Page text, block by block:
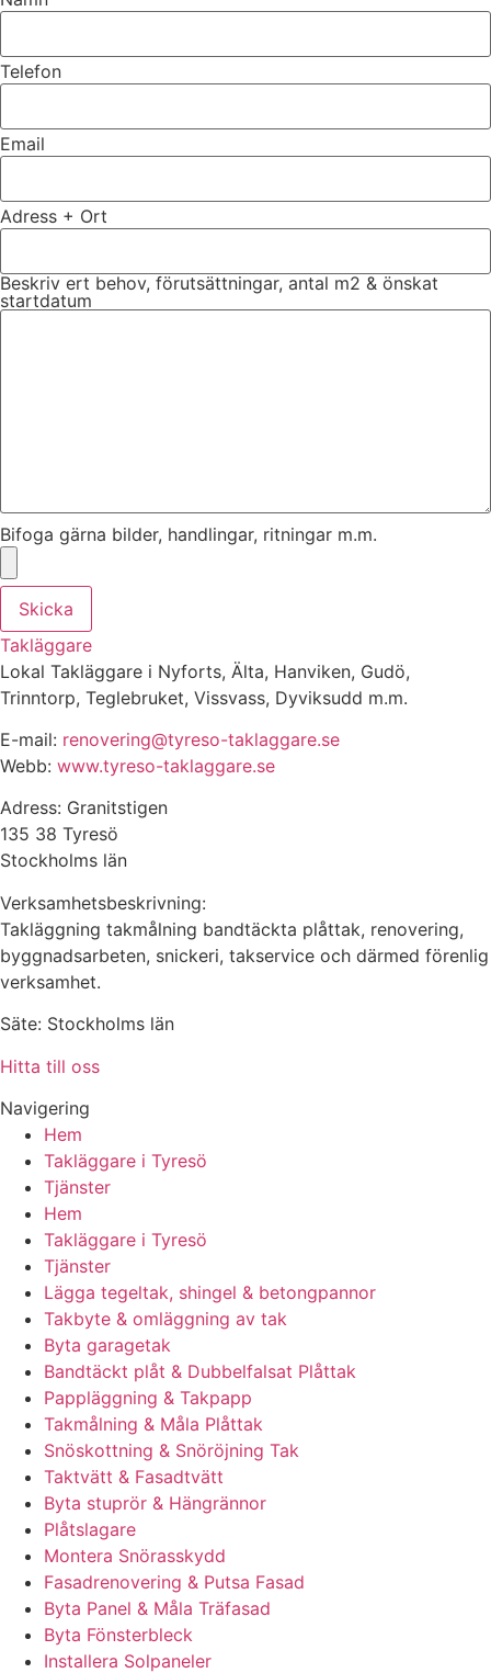
Telefon
Email
Adress + Ort
Beskriv ert behov, förutsättningar, antal m2 & önskat
startdatum
Bifoga gärna bilder, handlingar, ritningar m.m.
Skicka
Takläggare
Lokal Takläggare i Nyforts, Älta, Hanviken, Gudö,
Trinntorp, Teglebruket, Vissvass, Dyviksudd m.m.
E-mail: renovering@tyreso-taklaggare.se
Webb: www.tyreso-taklaggare.se
Adress: Granitstigen
135 38 Tyresö
Stockholms län
Verksamhetsbeskrivning:
Takläggning takmålning bandtäckta plåttak, renovering,
byggnadsarbeten, snickeri, takservice och därmed förenlig
verksamhet.
Säte: Stockholms län
Hitta till oss
Navigering
Hem
Takläggare i Tyresö
Tjänster
Hem
Takläggare i Tyresö
Tjänster
Lägga tegeltak, shingel & betongpannor
Takbyte & omläggning av tak
Byta garagetak
Bandtäckt plåt & Dubbelfalsat Plåttak
Pappläggning & Takpapp
Takmålning & Måla Plåttak
Snöskottning & Snöröjning Tak
Taktvätt & Fasadtvätt
Byta stuprör & Hängrännor
Plåtslagare
Montera Snörasskydd
Fasadrenovering & Putsa Fasad
Byta Panel & Måla Träfasad
Byta Fönsterbleck
Installera Solpaneler